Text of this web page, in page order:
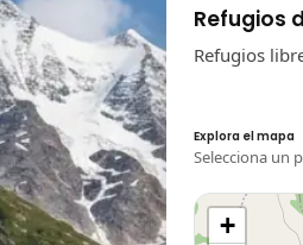
Refugios
Refugios
Explora el mapa
Selecciona un
+